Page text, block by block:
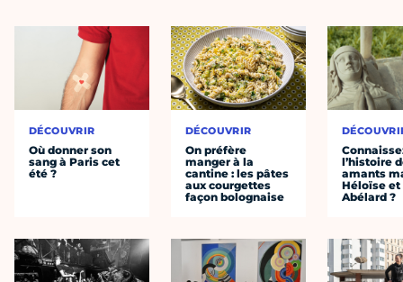
DÉCOUVRIR
Où donner son
sang à Paris cet
été ?
DÉCOUVRIR
On préfère
manger à la
cantine : les pâtes
aux courgettes
façon bolognaise
l’histoire
amants
Héloïse et
Abélard ?